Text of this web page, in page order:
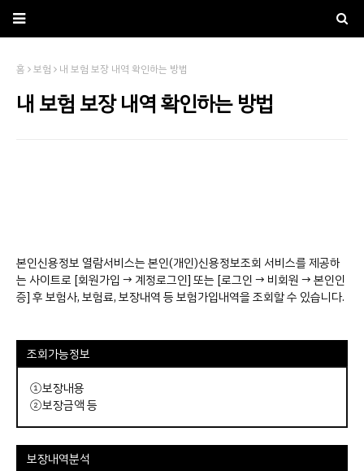
홈 보험 내 보험 보장 내역 확인하는 방법
내 보험 보장 내역 확인하는 방법
본인신용정보 열람서비스는 본인(개인)신용정보조회 서비스를 제공하
는 사이트로 [회원가입 → 계정로그인] 또는 [로그인 → 비회원 → 본인인
증] 후 보험사, 보험료, 보장내역 등 보험가입내역을 조회할 수 있습니다.
조회가능정보
①보장내용
②보장금액 등
보장내역분석